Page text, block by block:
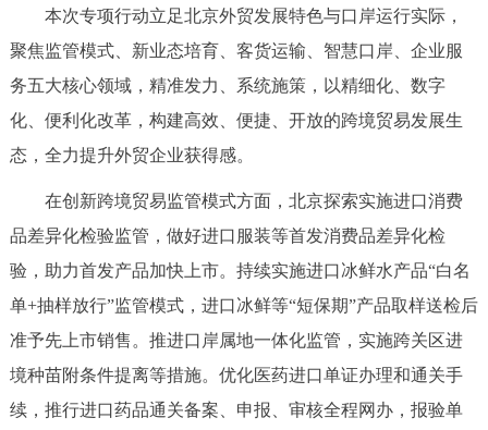
政民互动
参与调查 在线访谈 图说互动
北京概况 十六区概览 人文北京
绿色北京 图说北京 视频北京
ENGLISH 한국어 日本語
本次专项行动立足北京外贸发展特色与口岸运行实际，
聚焦监管模式、新业态培育、客货运输、智慧口岸、企业服
务五大核心领域，精准发力、系统施策，以精细化、数字
化、便利化改革，构建高效、便捷、开放的跨境贸易发展生
态，全力提升外贸企业获得感。
在创新跨境贸易监管模式方面，北京探索实施进口消费
品差异化检验监管，做好进口服装等首发消费品差异化检
验，助力首发产品加快上市。持续实施进口冰鲜水产品“白名
单+抽样放行”监管模式，进口冰鲜等“短保期”产品取样送检后
准予先上市销售。推进口岸属地一体化监管，实施跨关区进
境种苗附条件提离等措施。优化医药进口单证办理和通关手
续，推行进口药品通关备案、申报、审核全程网办，报验单